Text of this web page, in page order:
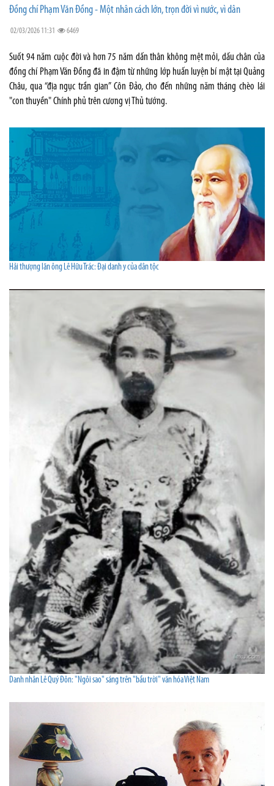
Đồng chí Phạm Văn Đồng - Một nhân cách lớn, trọn đời vì nước, vì dân
02/03/2026 11:31 6469
Suốt 94 năm cuộc đời và hơn 75 năm dấn thân không mệt mỏi, dấu chân của
đồng chí Phạm Văn Đồng đã in đậm từ những lớp huấn luyện bí mật tại Quảng
Châu, qua “địa ngục trần gian” Côn Đảo, cho đến những năm tháng chèo lái
"con thuyền" Chính phủ trên cương vị Thủ tướng.
Hải thượng lãn ông Lê Hữu Trác: Đại danh y của dân tộc
Danh nhân Lê Quý Đôn: "Ngôi sao" sáng trên "bầu trời" văn hóa Việt Nam